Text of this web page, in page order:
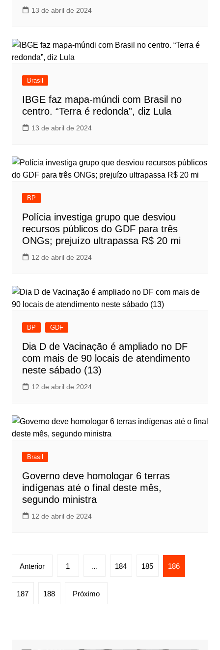
13 de abril de 2024
Brasil
IBGE faz mapa-múndi com Brasil no
centro. “Terra é redonda”, diz Lula
13 de abril de 2024
BP
Polícia investiga grupo que desviou
recursos públicos do GDF para três
ONGs; prejuízo ultrapassa R$ 20 mi
12 de abril de 2024
BP GDF
Dia D de Vacinação é ampliado no DF
com mais de 90 locais de atendimento
neste sábado (13)
12 de abril de 2024
Brasil
Governo deve homologar 6 terras
indígenas até o final deste mês,
segundo ministra
12 de abril de 2024
Paginação
posts
Anterior 1 … 184 185 186
187 188 Próximo